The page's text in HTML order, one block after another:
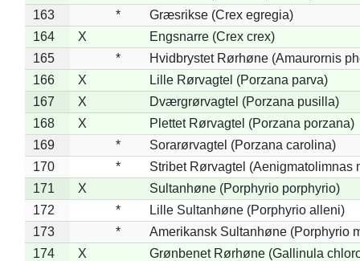
163
*
Græsrikse (Crex egregia)
164
X
Engsnarre (Crex crex)
165
*
Hvidbrystet Rørhøne (Amaurornis
166
X
Lille Rørvagtel (Porzana parva)
167
X
Dværgrørvagtel (Porzana pusilla)
168
X
Plettet Rørvagtel (Porzana porzana)
169
*
Sorarørvagtel (Porzana carolina)
170
*
Stribet Rørvagtel (Aenigmatolimnas
171
X
Sultanhøne (Porphyrio porphyrio)
172
*
Lille Sultanhøne (Porphyrio alleni)
173
*
Amerikansk Sultanhøne (Porphyrio
174
X
Grønbenet Rørhøne (Gallinula